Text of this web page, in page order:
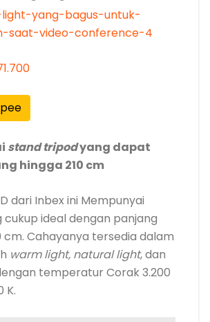
stand tripodyang dapat
hingga 210 cm
dari Inbex ini Mempunyai
cukup ideal dengan panjang
Cahayanya tersedia dalam
warm light, natural light, dan
temperatur Corak 3.200
K.